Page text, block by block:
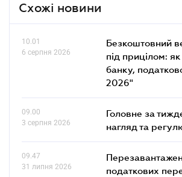
Схожі новини
10.01
6 серпня 2026
Безкоштовний
під прицілом:
банку,
2026"
09.00
3 серпня 2026
Головне за
нагляд та
09.47
31 липня 2026
податкових